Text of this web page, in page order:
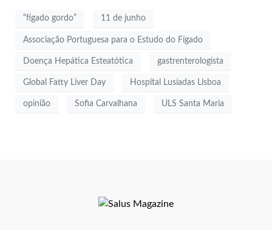
“fígado gordo” 11 de junho
Associação Portuguesa para o Estudo do Fígado
Doença Hepática Esteatótica gastrenterologista
Global Fatty Liver Day Hospital Lusíadas Lisboa
opinião Sofia Carvalhana ULS Santa Maria